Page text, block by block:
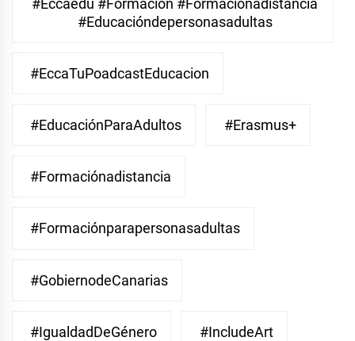
#educacióndepersonasadultas
#EccaTuPoadcastEducacion
#EducaciónParaAdultos #Erasmus+
#Formaciónadistancia
#Formaciónparapersonasadultas
#GobiernodeCanarias
#IgualdadDeGénero #IncludeArt